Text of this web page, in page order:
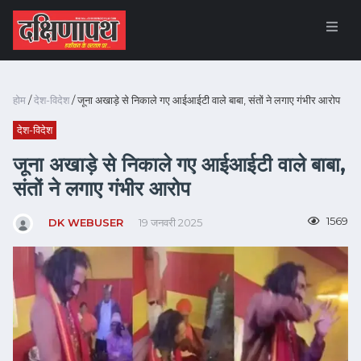
होम/देश-विदेश/ जूना अखाड़े से निकाले गए आईआईटी वाले बाबा, संतों ने लगाए गंभीर आरोप
देश-विदेश
जूना अखाड़े से निकाले गए आईआईटी वाले बाबा,
संतों ने लगाए गंभीर आरोप
DK WEBUSER 19 जनवरी 2025 1569